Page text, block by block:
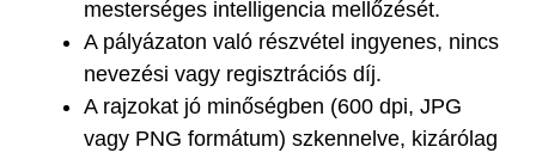
mesterséges intelligencia mellőzését.
A pályázaton való részvétel ingyenes, nincs
nevezési vagy regisztrációs díj.
A rajzokat jó minőségben (600 dpi, JPG
vagy PNG formátum) szkennelve, kizárólag